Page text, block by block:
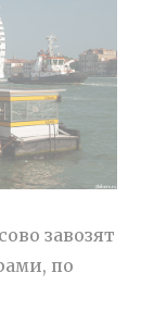
завозят
по